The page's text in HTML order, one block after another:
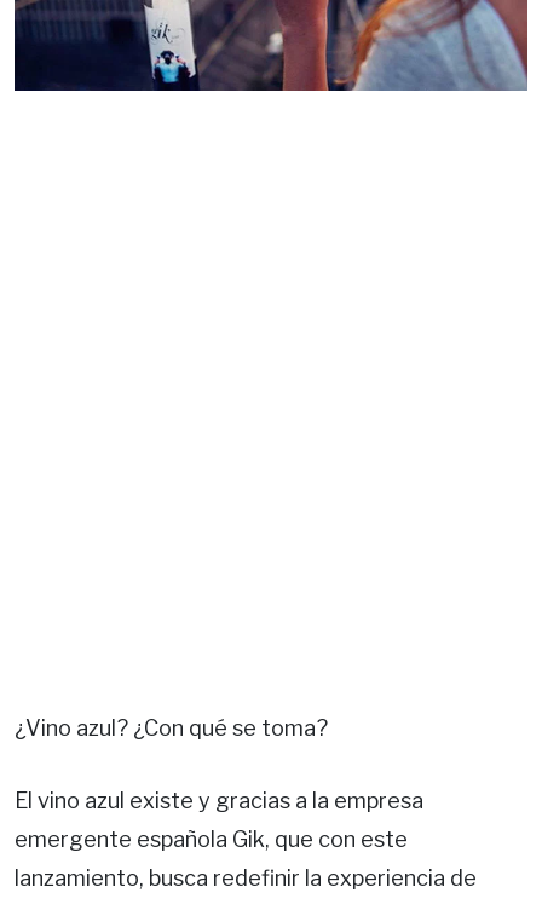
¿Vino azul? ¿Con qué se toma?
El vino azul existe y gracias a la empresa
emergente española Gik, que con este
lanzamiento, busca redefinir la experiencia de